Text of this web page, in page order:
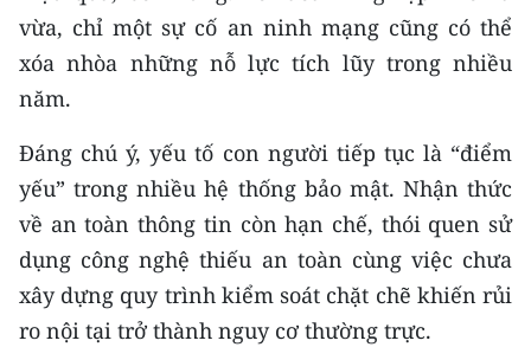
vừa, chỉ một sự cố an ninh mạng cũng có thể
xóa nhòa những nỗ lực tích lũy trong nhiều
năm.
Đáng chú ý, yếu tố con người tiếp tục là “điểm
yếu” trong nhiều hệ thống bảo mật. Nhận thức
về an toàn thông tin còn hạn chế, thói quen sử
dụng công nghệ thiếu an toàn cùng việc chưa
xây dựng quy trình kiểm soát chặt chẽ khiến rủi
ro nội tại trở thành nguy cơ thường trực.